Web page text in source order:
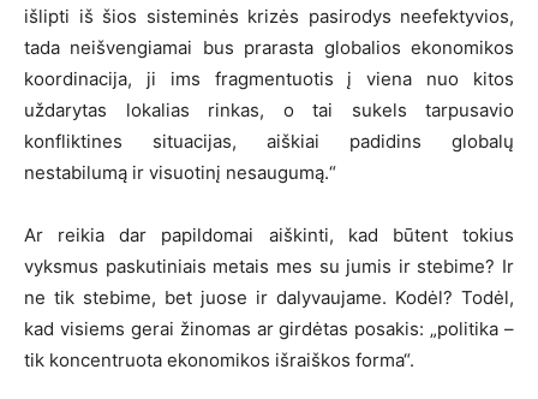
išlipti iš šios sisteminės krizės pasirodys neefektyvios,
tada neišvengiamai bus prarasta globalios ekonomikos
koordinacija, ji ims fragmentuotis į viena nuo kitos
uždarytas lokalias rinkas, o tai sukels tarpusavio
konfliktines situacijas, aiškiai padidins globalų
nestabilumą ir visuotinį nesaugumą.“
Ar reikia dar papildomai aiškinti, kad būtent tokius
vyksmus paskutiniais metais mes su jumis ir stebime? Ir
ne tik stebime, bet juose ir dalyvaujame. Kodėl? Todėl,
kad visiems gerai žinomas ar girdėtas posakis: „politika –
tik koncentruota ekonomikos išraiškos forma“.